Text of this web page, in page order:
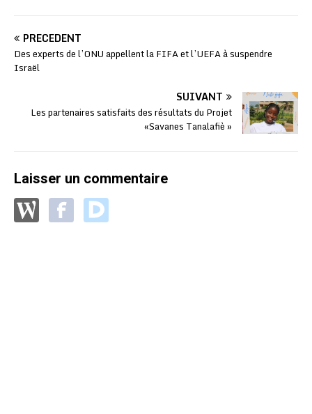
PRÉCÉDENT
Des experts de l’ONU appellent la FIFA et l’UEFA à suspendre
Israël
SUIVANT
Les partenaires satisfaits des résultats du Projet
«Savanes Tanalafiè »
Laisser un commentaire